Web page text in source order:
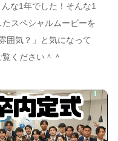
な1年でした！そんな1
スペシャルムービーを
囲気？」と気になって
ください＾＾